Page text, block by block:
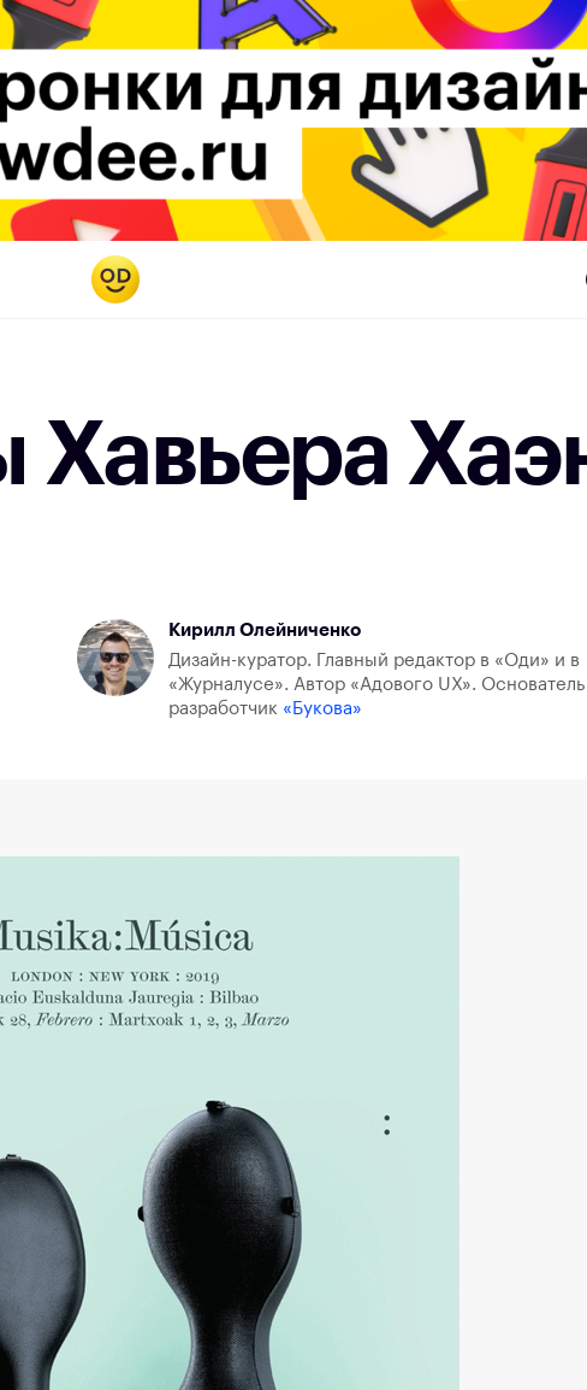
Хавьера
Кирилл Олейниченко
Дизайн-куратор. Главный редактор в «Оди» и в
«Журналусе». Автор «Адового UX». Основатель
разработчик «Букова»